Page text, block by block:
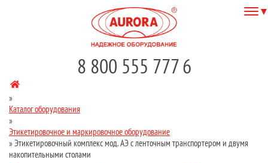
8 800 555 777 6
»
Каталог оборудования
»
Этикетировочное и маркировочное оборудование
»Этикетировочный комплекс мод. АЭ с ленточным транспортером и двумя
накопительными столами